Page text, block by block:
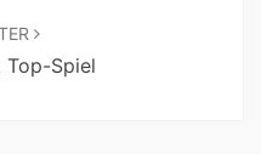
Top-Spiel